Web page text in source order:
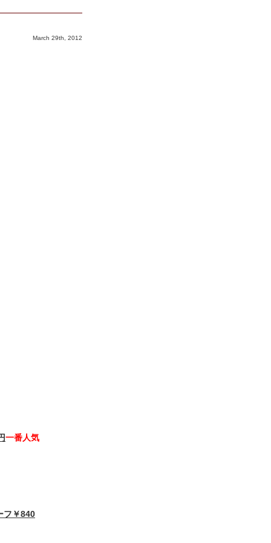
March 29th, 2012
一番人気
フ￥840